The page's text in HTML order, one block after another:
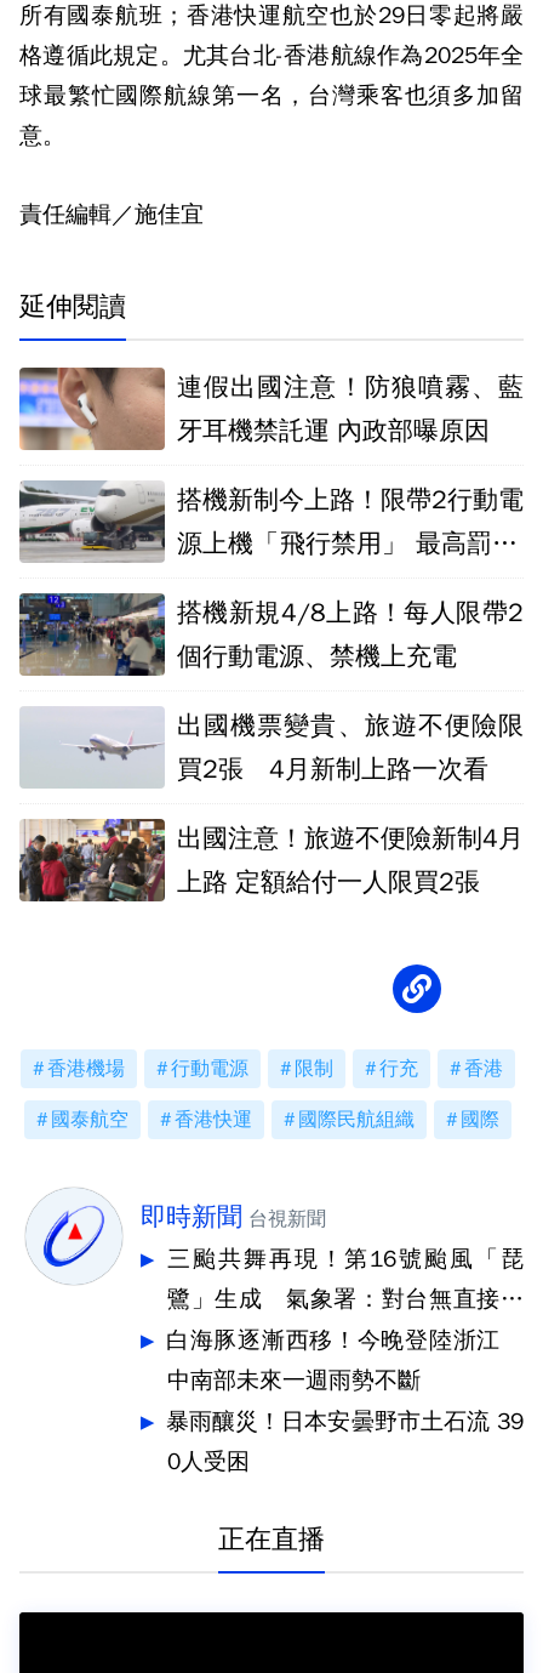
所有國泰航班；香港快運航空也於29日零起將嚴
格遵循此規定。尤其台北-香港航線作為2025年全
球最繁忙國際航線第一名，台灣乘客也須多加留
意。
責任編輯／施佳宜
延伸閱讀
連假出國注意！防狼噴霧、藍
牙耳機禁託運 內政部曝原因
搭機新制今上路！限帶2行動電
源上機「飛行禁用」 最高罰10
搭機新規4/8上路！每人限帶2
個行動電源、禁機上充電
出國機票變貴、旅遊不便險限
買2張 4月新制上路一次看
出國注意！旅遊不便險新制4月
上路 定額給付一人限買2張
香港機場 行動電源 限制 行充 香港
國泰航空 香港快運 國際民航組織 國際
即時新聞 台視新聞
三颱共舞再現！第16號颱風「琵
鷺」生成 氣象署：對台無直接影
響
白海豚逐漸西移！今晚登陸浙江
中南部未來一週雨勢不斷
暴雨釀災！日本安曇野市土石流 39
0人受困
正在直播